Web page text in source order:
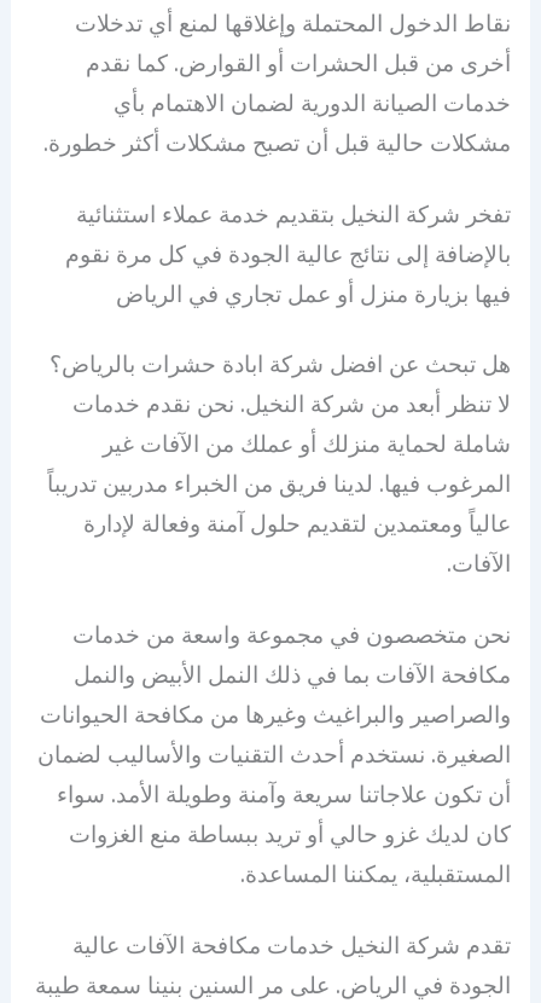
نقاط الدخول المحتملة وإغلاقها لمنع أي تدخلات
أخرى من قبل الحشرات أو القوارض. كما نقدم
خدمات الصيانة الدورية لضمان الاهتمام بأي
مشكلات حالية قبل أن تصبح مشكلات أكثر خطورة.
تفخر شركة النخيل بتقديم خدمة عملاء استثنائية
بالإضافة إلى نتائج عالية الجودة في كل مرة نقوم
فيها بزيارة منزل أو عمل تجاري في الرياض
هل تبحث عن افضل شركة ابادة حشرات بالرياض؟
لا تنظر أبعد من شركة النخيل. نحن نقدم خدمات
شاملة لحماية منزلك أو عملك من الآفات غير
المرغوب فيها. لدينا فريق من الخبراء مدربين تدريباً
عالياً ومعتمدين لتقديم حلول آمنة وفعالة لإدارة
الآفات.
نحن متخصصون في مجموعة واسعة من خدمات
مكافحة الآفات بما في ذلك النمل الأبيض والنمل
والصراصير والبراغيث وغيرها من مكافحة الحيوانات
الصغيرة. نستخدم أحدث التقنيات والأساليب لضمان
أن تكون علاجاتنا سريعة وآمنة وطويلة الأمد. سواء
كان لديك غزو حالي أو تريد ببساطة منع الغزوات
المستقبلية، يمكننا المساعدة.
تقدم شركة النخيل خدمات مكافحة الآفات عالية
الجودة في الرياض. على مر السنين بنينا سمعة طيبة